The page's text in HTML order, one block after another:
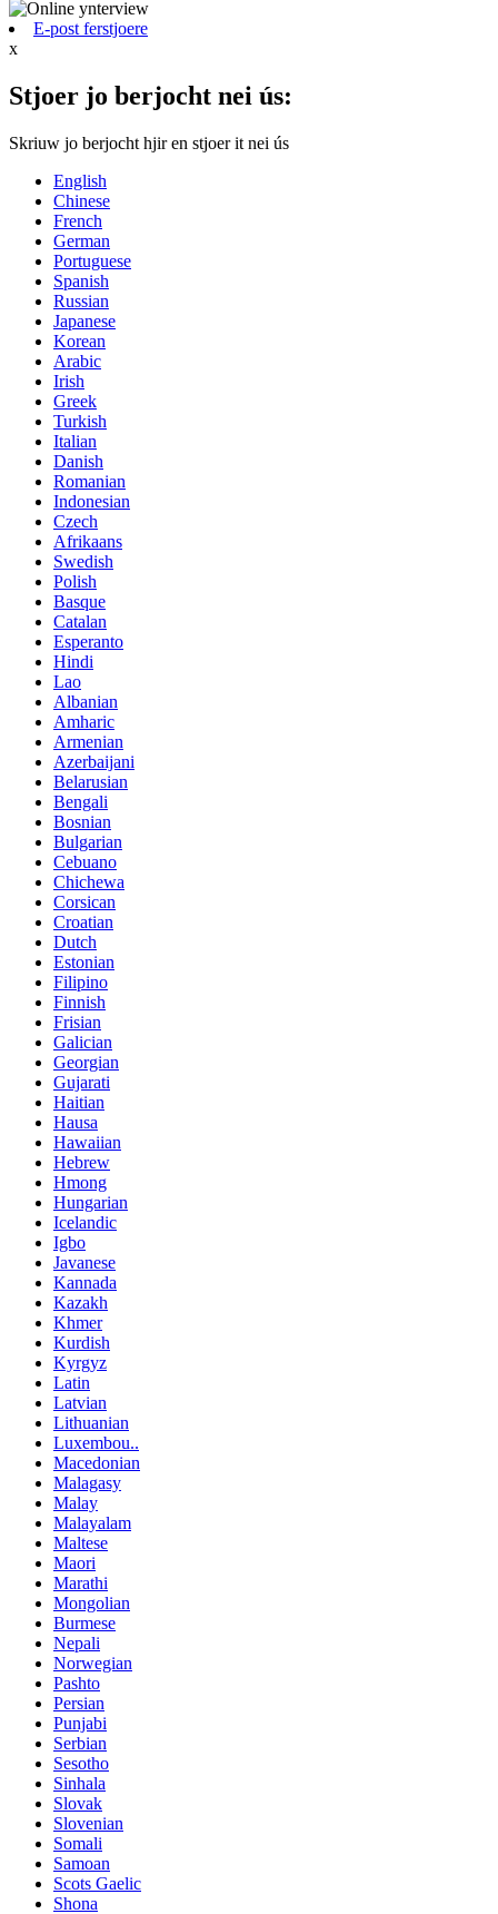
E-post ferstjoere
x
Stjoer jo berjocht nei ús:
Skriuw jo berjocht hjir en stjoer it nei ús
English
Chinese
French
German
Portuguese
Spanish
Russian
Japanese
Korean
Arabic
Irish
Greek
Turkish
Italian
Danish
Romanian
Indonesian
Czech
Afrikaans
Swedish
Polish
Basque
Catalan
Esperanto
Hindi
Lao
Albanian
Amharic
Armenian
Azerbaijani
Belarusian
Bengali
Bosnian
Bulgarian
Cebuano
Chichewa
Corsican
Croatian
Dutch
Estonian
Filipino
Finnish
Frisian
Galician
Georgian
Gujarati
Haitian
Hausa
Hawaiian
Hebrew
Hmong
Hungarian
Icelandic
Igbo
Javanese
Kannada
Kazakh
Khmer
Kurdish
Kyrgyz
Latin
Latvian
Lithuanian
Luxembou..
Macedonian
Malagasy
Malay
Malayalam
Maltese
Maori
Marathi
Mongolian
Burmese
Nepali
Norwegian
Pashto
Persian
Punjabi
Serbian
Sesotho
Sinhala
Slovak
Slovenian
Somali
Samoan
Scots Gaelic
Shona